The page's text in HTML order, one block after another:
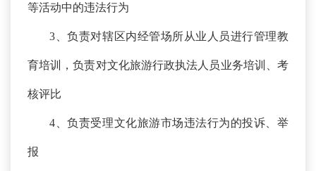
等活动中的违法行为
3、负责对辖区内经管场所从业人员进行管理教
育培训，负责对文化旅游行政执法人员业务培训、考
核评比
4、负责受理文化旅游市场违法行为的投诉、举
报